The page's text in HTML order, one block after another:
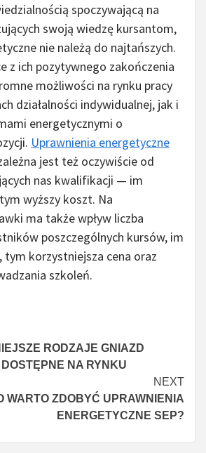
spoczywającą na
swoją wiedzę kursantom,
nie należą do najtańszych.
z ich pozytywnego zakończenia
możliwości na rynku pracy
działalności indywidualnej, jak i
energetycznymi o
Uprawnienia energetyczne
jest też oczywiście od
nas kwalifikacji — im
wyższy koszt. Na
ma także wpływ liczba
poszczególnych kursów, im
tym korzystniejsza cena oraz
szkoleń.
RODZAJE GNIAZD
NA RYNKU
NEXT
WARTO ZDOBYĆ UPRAWNIENIA
ENERGETYCZNE SEP?